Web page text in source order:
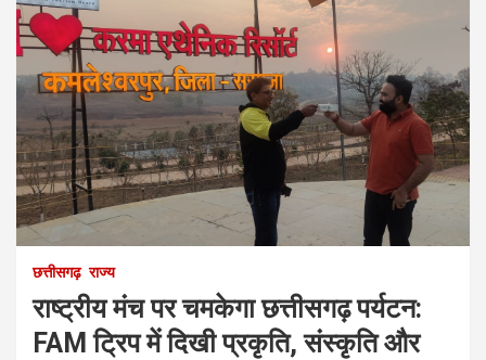
छत्तीसगढ़ राज्य
राष्ट्रीय मंच पर चमकेगा छत्तीसगढ़ पर्यटन:
FAM ट्रिप में दिखी प्रकृति, संस्कृति और